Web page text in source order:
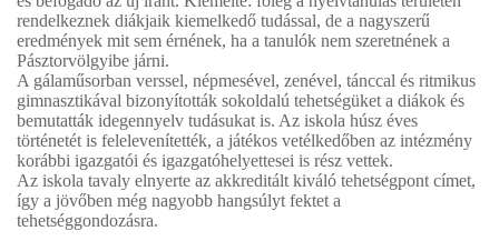
rendelkeznek diákjaik kiemelkedő tudással, de a nagyszerű
eredmények mit sem érnének, ha a tanulók nem szeretnének a
Pásztorvölgyibe járni.
A gálaműsorban verssel, népmesével, zenével, tánccal és ritmikus
gimnasztikával bizonyították sokoldalú tehetségüket a diákok és
bemutatták idegennyelv tudásukat is. Az iskola húsz éves
történetét is felelevenítették, a játékos vetélkedőben az intézmény
korábbi igazgatói és igazgatóhelyettesei is rész vettek.
Az iskola tavaly elnyerte az akkreditált kiváló tehetségpont címet,
így a jövőben még nagyobb hangsúlyt fektet a
tehetséggondozásra.